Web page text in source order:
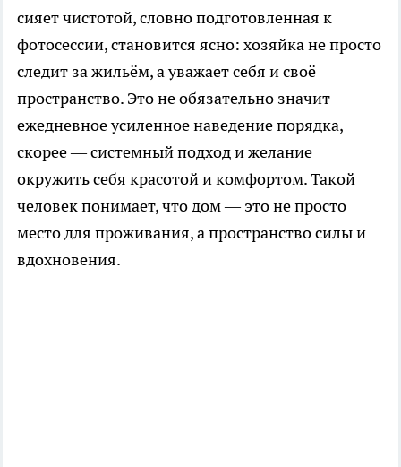
сияет чистотой, словно подготовленная к
фотосессии, становится ясно: хозяйка не просто
следит за жильём, а уважает себя и своё
пространство. Это не обязательно значит
ежедневное усиленное наведение порядка,
скорее — системный подход и желание
окружить себя красотой и комфортом. Такой
человек понимает, что дом — это не просто
место для проживания, а пространство силы и
вдохновения.